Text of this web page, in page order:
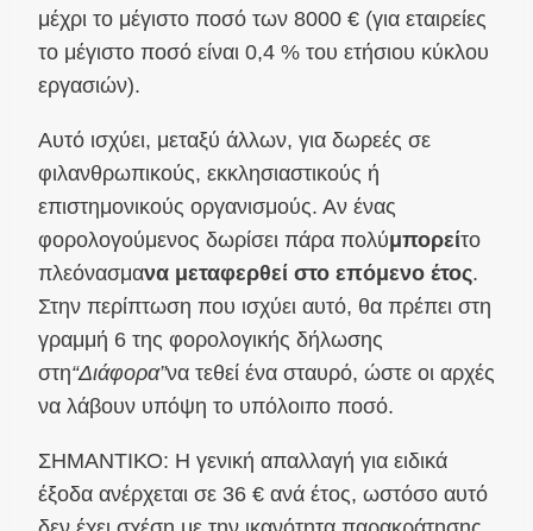
μέχρι το μέγιστο ποσό των 8000 € (για εταιρείες
το μέγιστο ποσό είναι 0,4 % του ετήσιου κύκλου
εργασιών).
Αυτό ισχύει, μεταξύ άλλων, για δωρεές σε
φιλανθρωπικούς, εκκλησιαστικούς ή
επιστημονικούς οργανισμούς. Αν ένας
φορολογούμενος δωρίσει πάρα πολύμπορείτο
πλεόνασμανα μεταφερθεί στο επόμενο έτος.
Στην περίπτωση που ισχύει αυτό, θα πρέπει στη
γραμμή 6 της φορολογικής δήλωσης
στη“Διάφορα”να τεθεί ένα σταυρό, ώστε οι αρχές
να λάβουν υπόψη το υπόλοιπο ποσό.
ΣΗΜΑΝΤΙΚΟ: Η γενική απαλλαγή για ειδικά
έξοδα ανέρχεται σε 36 € ανά έτος, ωστόσο αυτό